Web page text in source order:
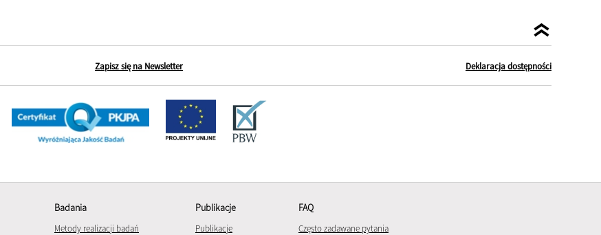
Zapisz się na Newsletter Deklaracja dostępności
Badania
Metody realizacji badań
Publikacje
Publikacje
FAQ
Często zadawane pytania